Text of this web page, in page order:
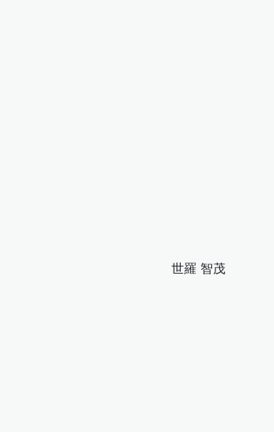
世羅 智茂